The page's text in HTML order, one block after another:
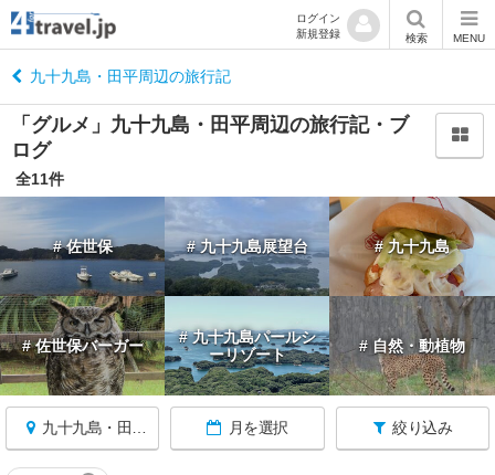
ログイン
新規登録
検索 MENU
九十九島・田平周辺の旅行記
「グルメ」九十九島・田平周辺の旅行記・ブ
ログ
全11件
# 佐世保 # 九十九島展望台 # 九十九島
# 佐世保バーガー
# 九十九島パールシ
ーリゾート
# 自然・動植物
九十九島・田平周辺 月を選択 絞り込み
長
崎
へ
戻
る
長
崎
す
て